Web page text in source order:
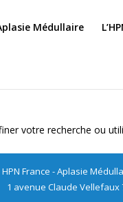
Médullaire
votre recherche ou
France - Aplasie
1 avenue Claude Vellefaux